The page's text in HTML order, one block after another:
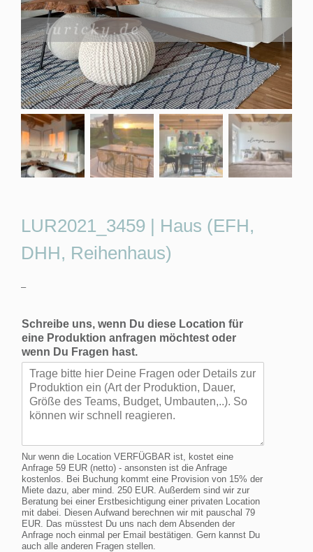
LUR2021_3459 | Haus (EFH,
DHH, Reihenhaus)
–
Schreibe uns, wenn Du diese Location für
eine Produktion anfragen möchtest oder
wenn Du Fragen hast.
Nur wenn die Location VERFÜGBAR ist, kostet eine
Anfrage 59 EUR (netto) - ansonsten ist die Anfrage
kostenlos. Bei Buchung kommt eine Provision von 15% der
Miete dazu, aber mind. 250 EUR. Außerdem sind wir zur
Beratung bei einer Erstbesichtigung einer privaten Location
mit dabei. Diesen Aufwand berechnen wir mit pauschal 79
EUR. Das müsstest Du uns nach dem Absenden der
Anfrage noch einmal per Email bestätigen. Gern kannst Du
auch alle anderen Fragen stellen.